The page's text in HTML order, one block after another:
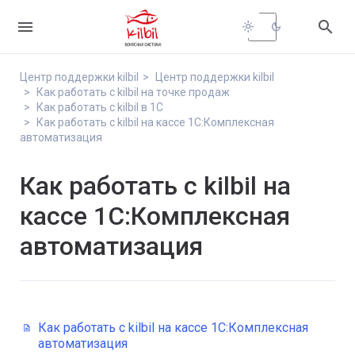
 light_mode dark_mode 
Центр поддержки kilbil
Центр поддержки kilbil
Как работать с kilbil на точке продаж
Как работать с kilbil в 1С
Как работать с kilbil на кассе 1С:Комплексная
автоматизация
Как работать с kilbil на
кассе 1С:Комплексная
автоматизация
Как работать с kilbil на кассе 1С:Комплексная
автоматизация